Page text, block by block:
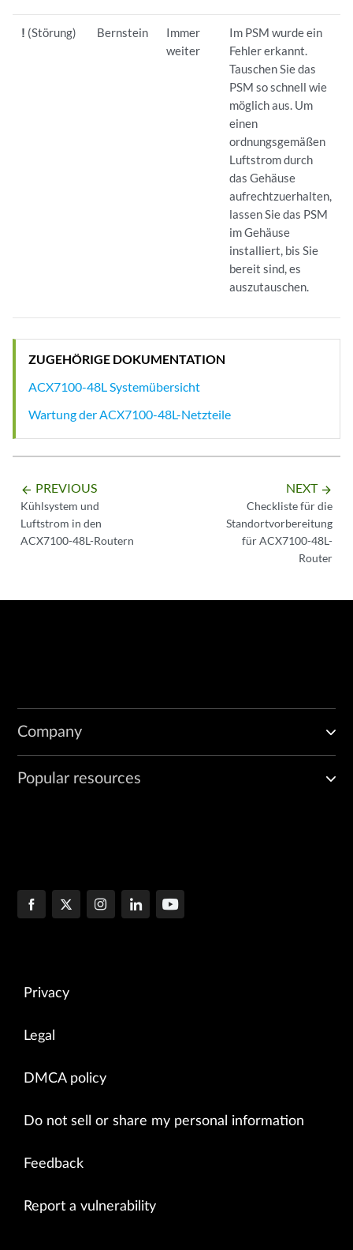
! (Störung) Bernstein
Immer
weiter
Im PSM wurde ein
Fehler erkannt.
Tauschen Sie das
PSM so schnell wie
möglich aus. Um
einen
ordnungsgemäßen
Luftstrom durch
das Gehäuse
aufrechtzuerhalten,
lassen Sie das PSM
im Gehäuse
installiert, bis Sie
bereit sind, es
auszutauschen.
ZUGEHÖRIGE DOKUMENTATION
ACX7100-48L Systemübersicht
Wartung der ACX7100-48L-Netzteile
arrow_backward PREVIOUS
Kühlsystem und
Luftstrom in den
ACX7100-48L-Routern
NEXT arrow_forward
Checkliste für die
Standortvorbereitung
für ACX7100-48L-
Router
Company
Popular resources
Privacy
Legal
DMCA policy
Do not sell or share my personal information
Feedback
Report a vulnerability